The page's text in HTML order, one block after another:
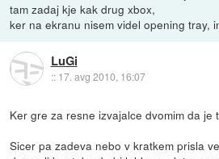
tam zadaj kje kak drug xbox,
ker na ekranu nisem videl opening tray,
LuGi
:: 17. avg 2010, 16:07
Ker gre za resne izvajalce dvomim da je
Sicer pa zadeva nebo v kratkem prisla